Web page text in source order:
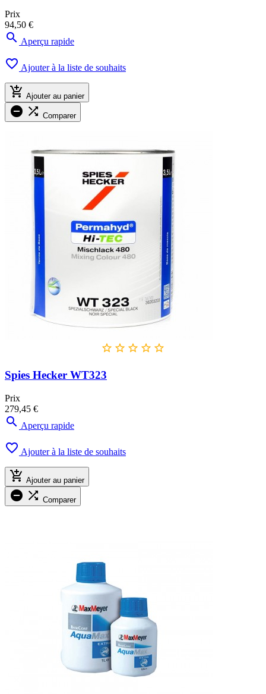
Prix
94,50 €
 Aperçu rapide
 Ajouter à la liste de souhaits
 Ajouter au panier
  Comparer
    
Spies Hecker WT323
Prix
279,45 €
 Aperçu rapide
 Ajouter à la liste de souhaits
 Ajouter au panier
  Comparer